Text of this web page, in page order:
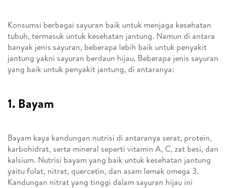
Konsumsi berbagai sayuran baik untuk menjaga kesehatan
tubuh, termasuk untuk kesehatan jantung. Namun di antara
banyak jenis sayuran, beberapa lebih baik untuk penyakit
jantung yakni sayuran berdaun hijau. Beberapa jenis sayuran
yang baik untuk penyakit jantung, di antaranya:
1. Bayam
Bayam kaya kandungan nutrisi di antaranya serat, protein,
karbohidrat, serta mineral seperti vitamin A, C, zat besi, dan
kalsium. Nutrisi bayam yang baik untuk kesehatan jantung
yaitu folat, nitrat, quercetin, dan asam lemak omega 3.
Kandungan nitrat yang tinggi dalam sayuran hijau ini